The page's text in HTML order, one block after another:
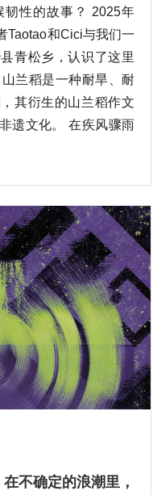
性的故事？ 2025年
Taotao和Cici与我们一
青松乡，认识了这里
兰稻是一种耐旱、耐
其衍生的山兰稻作文
遗文化。 在疾风骤雨
不确定的浪潮里，